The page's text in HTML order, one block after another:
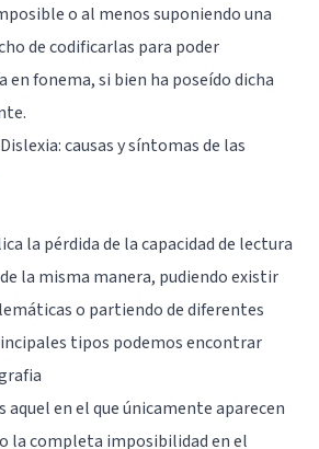
o al menos suponiendo una
de codificarlas para poder
fonema, si bien ha poseído dicha
Dislexia: causas y síntomas de las
la pérdida de la capacidad de lectura
la misma manera, pudiendo existir
o partiendo de diferentes
tipos podemos encontrar
aquel en el que únicamente aparecen
la completa imposibilidad en el